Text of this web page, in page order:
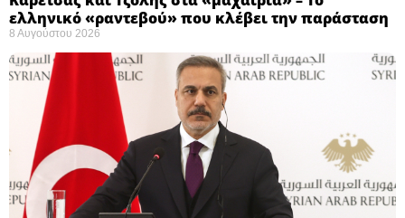
ελληνικό «ραντεβού» που κλέβει την παράσταση
8 Αυγούστου 2026